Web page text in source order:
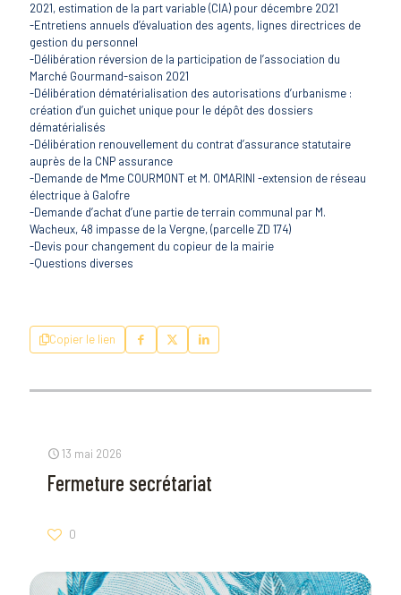
2021, estimation de la part variable (CIA) pour décembre 2021
-Entretiens annuels d’évaluation des agents, lignes directrices de
gestion du personnel
-Délibération réversion de la participation de l’association du
Marché Gourmand-saison 2021
-Délibération dématérialisation des autorisations d’urbanisme :
création d’un guichet unique pour le dépôt des dossiers
dématérialisés
-Délibération renouvellement du contrat d’assurance statutaire
auprès de la CNP assurance
-Demande de Mme COURMONT et M. OMARINI -extension de réseau
électrique à Galofre
-Demande d’achat d’une partie de terrain communal par M.
Wacheux, 48 impasse de la Vergne, (parcelle ZD 174)
-Devis pour changement du copieur de la mairie
-Questions diverses
Copier le lien
13 mai 2026
Fermeture secrétariat
0